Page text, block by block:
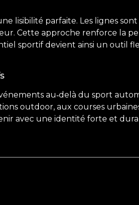
lisibilité parfaite. Les lignes
Cette approche renforce la
sportif devient ainsi un outil
au‑delà du sport
outdoor, aux courses
avec une identité forte et